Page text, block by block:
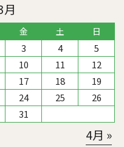
金 土 日
3 4
5
10 11
12
17 18
19
24 25
26
31
4月 »